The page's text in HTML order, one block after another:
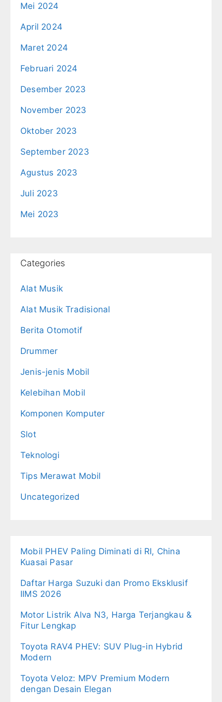
Mei 2024
April 2024
Maret 2024
Februari 2024
Desember 2023
November 2023
Oktober 2023
September 2023
Agustus 2023
Juli 2023
Mei 2023
Categories
Alat Musik
Alat Musik Tradisional
Berita Otomotif
Drummer
Jenis-jenis Mobil
Kelebihan Mobil
Komponen Komputer
Slot
Teknologi
Tips Merawat Mobil
Uncategorized
Mobil PHEV Paling Diminati di RI, China
Kuasai Pasar
Daftar Harga Suzuki dan Promo Eksklusif
IIMS 2026
Motor Listrik Alva N3, Harga Terjangkau &
Fitur Lengkap
Toyota RAV4 PHEV: SUV Plug-in Hybrid
Modern
Toyota Veloz: MPV Premium Modern
dengan Desain Elegan